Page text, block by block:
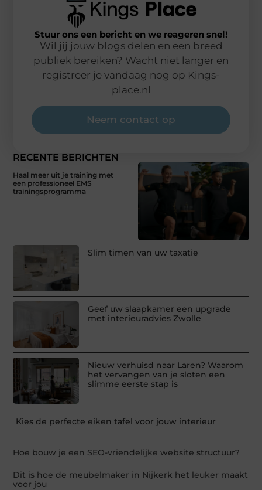
RECENTE BERICHTEN
Haal meer uit je training met
een professioneel EMS
trainingsprogramma
Slim timen van uw taxatie
Geef uw slaapkamer een upgrade
met interieuradvies Zwolle
Nieuw verhuisd naar Laren? Waarom
het vervangen van je sloten een
slimme eerste stap is
Kies de perfecte eiken tafel voor jouw interieur
Hoe bouw je een SEO-vriendelijke website structuur?
Dit is hoe de meubelmaker in Nijkerk het leuker maakt
voor jou
Stuur ons een bericht en we reageren snel!
Wil jij jouw blogs delen en een breed
publiek bereiken? Wacht niet langer en
registreer je vandaag nog op Kings-
place.nl
Neem contact op